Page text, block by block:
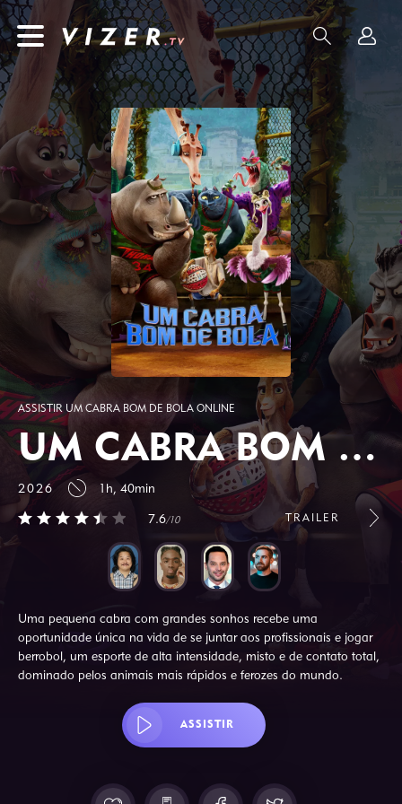
ASSISTIR UM CABRA BOM DE BOLA ONLINE
UM CABRA BOM DE BOLA
2026 1h, 40min
7.6/10 TRAILER
Uma pequena cabra com grandes sonhos recebe uma
oportunidade única na vida de se juntar aos profissionais e jogar
berrobol, um esporte de alta intensidade, misto e de contato total,
dominado pelos animais mais rápidos e ferozes do mundo.
ASSISTIR